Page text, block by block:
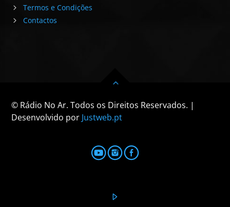
Termos e Condições
Contactos
© Rádio No Ar. Todos os Direitos Reservados. |
Desenvolvido por Justweb.pt